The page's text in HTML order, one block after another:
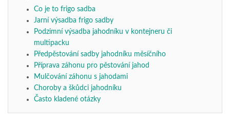
Co je to frigo sadba
Jarní výsadba frigo sadby
Podzimní výsadba jahodníku v kontejneru či
multipacku
Předpěstování sadby jahodníku měsíčního
Příprava záhonu pro pěstování jahod
Mulčování záhonu s jahodami
Choroby a škůdci jahodníku
Často kladené otázky